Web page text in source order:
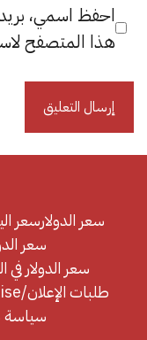
احفظ اسمي، بريدي
هذا المتصفح
سعر الدولارسعر
سعر
سعر الدولار في
طلبات الإعلان/Advertise
سياسة Cookies